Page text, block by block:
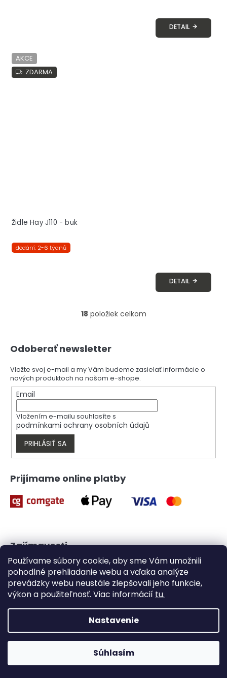
Používame súbory cookie, aby sme Vám umožnili
pohodlné prehliadanie webu a vďaka analýze
prevádzky webu neustále zlepšovali jeho funkcie,
výkon a použiteľnosť. Viac informácií tu.
Nastavenie
Súhlasím
DETAIL
AKCE
ZDARMA
Židle Hay J110 - buk
dodání: 2-6 týdnů
DETAIL
O
a
c
i
r
v
p
i
18 položiek celkom
Odoberať newsletter
Vložte svoj e-mail a my Vám budeme zasielať informácie o
nových produktoch na našom e-shope.
Email
Vložením e-mailu souhlasíte s
podmínkami ochrany osobních údajů
PRIHLÁSIŤ SA
Prijímame online platby
Zajímavosti
Súboj stoličiek EMBODY vs. AERON – víťazom je zákazník
Hlavová opierka – áno či nie?
Dôležité odkazy